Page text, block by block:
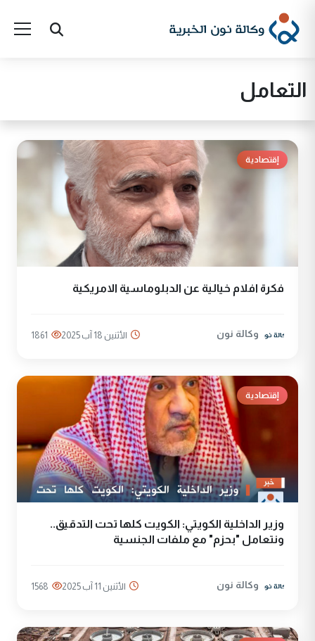
التعامل
إقتصادية
فكرة افلام خيالية عن الدبلوماسية الامريكية
وكالة نون الأثنين 18 آب 2025 1861
إقتصادية
وزير الداخلية الكويتي: الكويت كلها تحت التدقيق..
ونتعامل "بحزم" مع ملفات الجنسية
وكالة نون الأثنين 11 آب 2025 1568